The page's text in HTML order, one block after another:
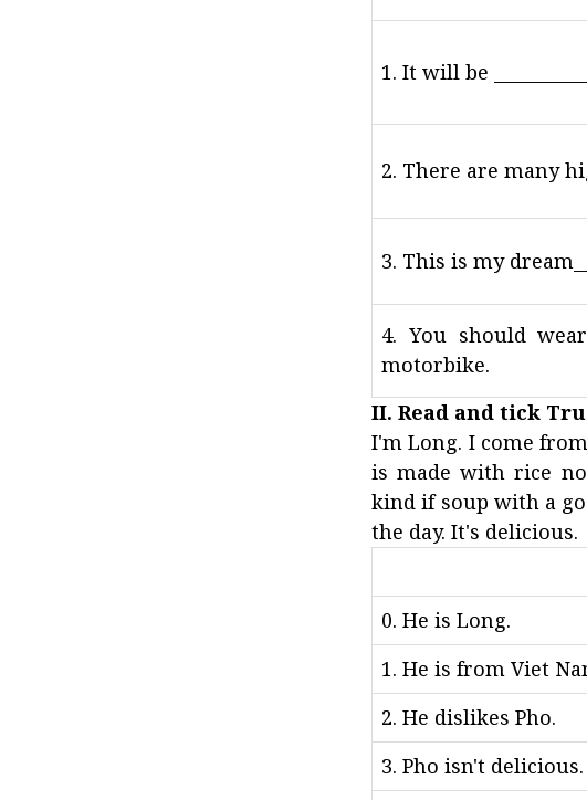
1. It will be
2. There are many
3. This is my
4. You should wear
motorbike.
II. Read and tick
I'm Long. I come
is made with rice
kind if soup with a
the day. It's delicious.
0. He is Long.
1. He is from Viet
2. He dislikes Pho.
3. Pho isn't delicious.